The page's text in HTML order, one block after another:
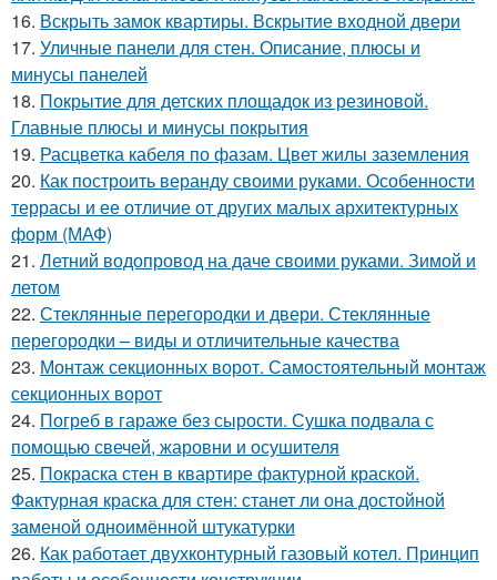
16. Вскрыть замок квартиры. Вскрытие входной двери
17. Уличные панели для стен. Описание, плюсы и
минусы панелей
18. Покрытие для детских площадок из резиновой.
Главные плюсы и минусы покрытия
19. Расцветка кабеля по фазам. Цвет жилы заземления
20. Как построить веранду своими руками. Особенности
террасы и ее отличие от других малых архитектурных
форм (МАФ)
21. Летний водопровод на даче своими руками. Зимой и
летом
22. Стеклянные перегородки и двери. Стеклянные
перегородки – виды и отличительные качества
23. Монтаж секционных ворот. Самостоятельный монтаж
секционных ворот
24. Погреб в гараже без сырости. Сушка подвала с
помощью свечей, жаровни и осушителя
25. Покраска стен в квартире фактурной краской.
Фактурная краска для стен: станет ли она достойной
заменой одноимённой штукатурки
26. Как работает двухконтурный газовый котел. Принцип